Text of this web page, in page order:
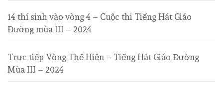
14 thí sinh vào vòng 4 – Cuộc thi Tiếng Hát Giáo
Đường mùa III – 2024
Trực tiếp Vòng Thể Hiện – Tiếng Hát Giáo Đường
Mùa III – 2024